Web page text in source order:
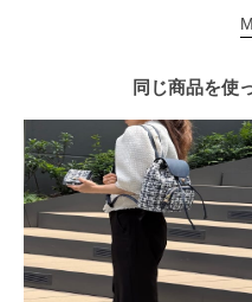
同じ商品を使